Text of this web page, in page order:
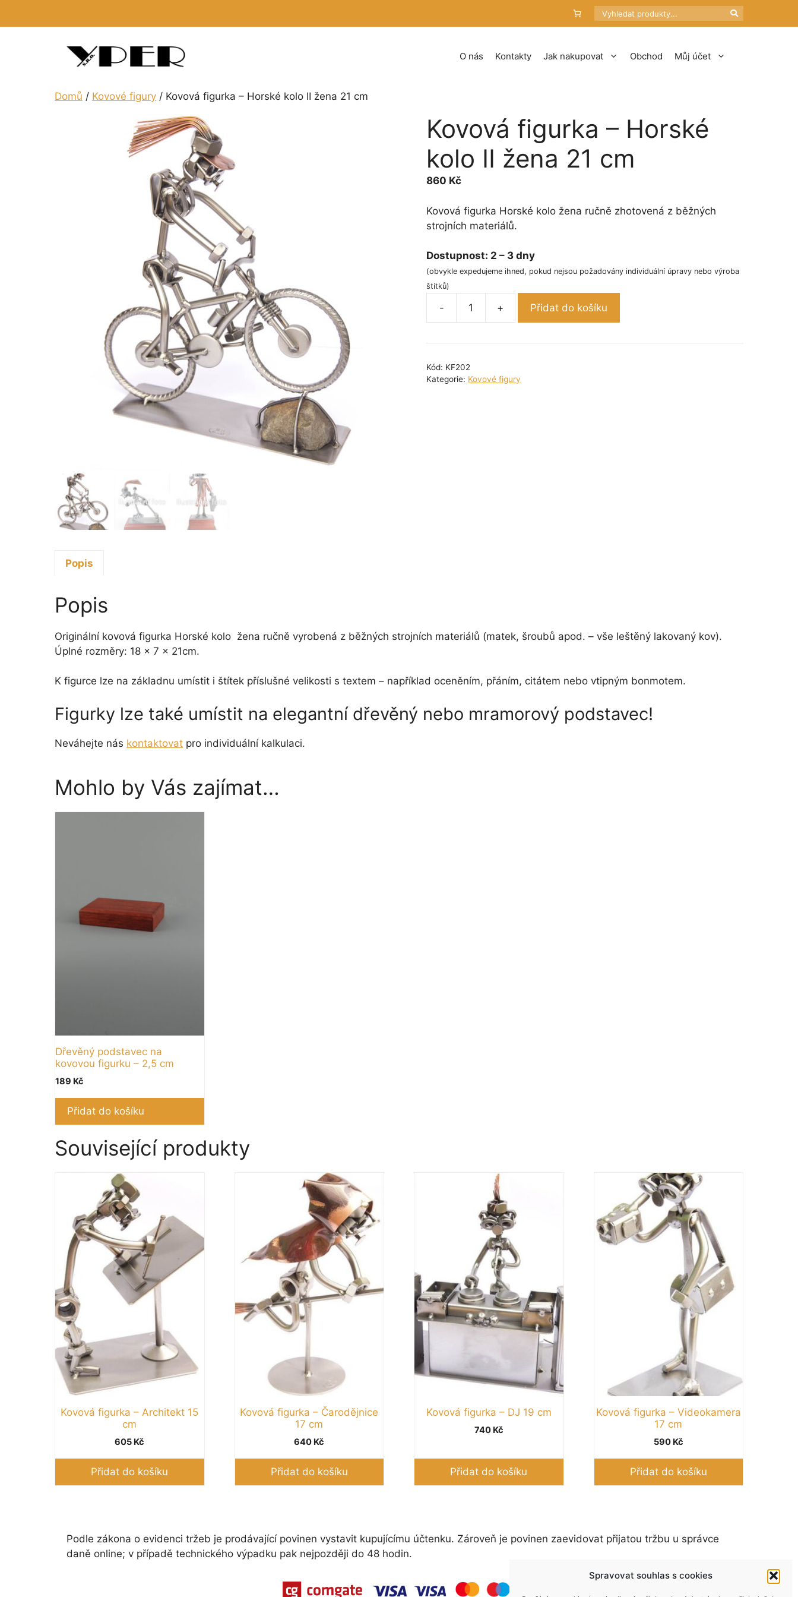
Spravovat souhlas s cookies
Hledat
O nás Kontakty Jak nakupovat Obchod Můj účet
Domů / Kovové figury / Kovová figurka – Horské kolo II žena 21 cm
Kovová figurka – Horské
kolo II žena 21 cm
860 Kč
Kovová figurka Horské kolo žena ručně zhotovená z běžných
strojních materiálů.
Dostupnost: 2 – 3 dny
(obvykle expedujeme ihned, pokud nejsou požadovány individuální úpravy nebo výroba
štítků)
-
-
kolo
+ Přidat do košíku
Kód: KF202
Kategorie: Kovové figury
Popis
Popis
Originální kovová figurka Horské kolo žena ručně vyrobená z běžných strojních materiálů (matek, šroubů apod. – vše leštěný lakovaný kov).
Úplné rozměry: 18 x 7 x 21cm.
K figurce lze na základnu umístit i štítek příslušné velikosti s textem – například oceněním, přáním, citátem nebo vtipným bonmotem.
Figurky lze také umístit na elegantní dřevěný nebo mramorový podstavec!
Neváhejte nás kontaktovat pro individuální kalkulaci.
Mohlo by Vás zajímat…
Dřevěný podstavec na
kovovou figurku – 2,5 cm
189 Kč
Přidat do košíku
Související produkty
Kovová figurka – Architekt 15
cm
605 Kč
Přidat do košíku
Kovová figurka – Čarodějnice
17 cm
640 Kč
Přidat do košíku
Kovová figurka – DJ 19 cm
740 Kč
Přidat do košíku
Kovová figurka – Videokamera
17 cm
590 Kč
Přidat do košíku
Podle zákona o evidenci tržeb je prodávající povinen vystavit kupujícímu účtenku. Zároveň je povinen zaevidovat přijatou tržbu u správce
daně online; v případě technického výpadku pak nejpozději do 48 hodin.